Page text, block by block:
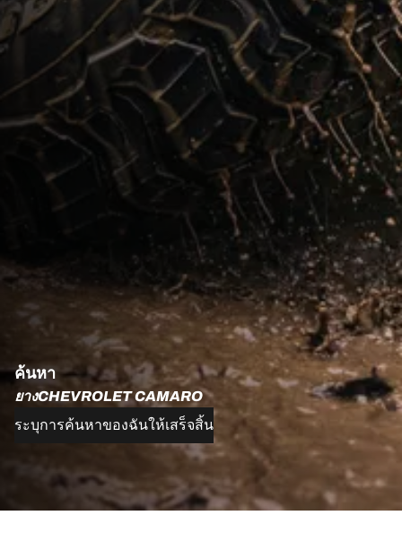
ค้นหา
ยางCHEVROLET CAMARO
ระบุการค้นหาของฉันให้เสร็จสิ้น